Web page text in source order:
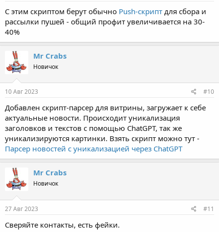
С этим скриптом берут обычно Push-скрипт для сбора и
рассылки пушей - общий профит увеличивается на 30-
40%
Mr Crabs
Новичок
10 Авг 2023 #10
Добавлен скрипт-парсер для витрины, загружает к себе
актуальные новости. Происходит уникализация
заголовков и текстов с помощью ChatGPT, так же
уникализируются картинки. Взять скрипт можно тут -
Парсер новостей с уникализацией через ChatGPT
Mr Crabs
Новичок
27 Авг 2023 #11
Сверяйте контакты, есть фейки.